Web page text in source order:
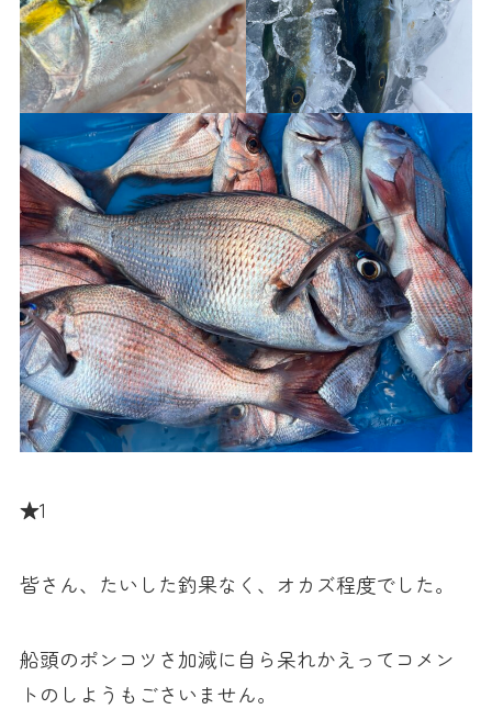
★1
皆さん、たいした釣果なく、オカズ程度でした。
船頭のポンコツさ加減に自ら呆れかえってコメン
トのしようもごさいません。